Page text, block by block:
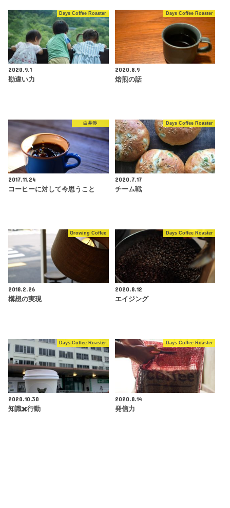
Days Coffee Roaster
2020.9.1
勘違い力
Days Coffee Roaster
2020.8.9
焙煎の話
白井渉
2017.11.24
コーヒーに対して今思うこと
Days Coffee Roaster
2020.7.17
チーム戦
Growing Coffee
2018.2.26
構想の実現
Days Coffee Roaster
2020.8.12
エイジング
Days Coffee Roaster
2020.10.30
知識✖️行動
Days Coffee Roaster
2020.8.14
発信力